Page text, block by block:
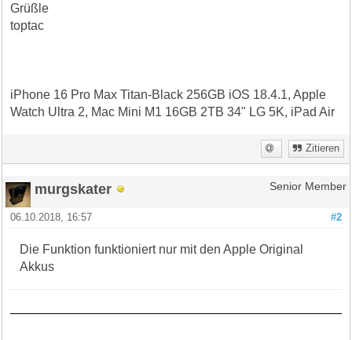
Grüßle
toptac
iPhone 16 Pro Max Titan-Black 256GB iOS 18.4.1, Apple
Watch Ultra 2, Mac Mini M1 16GB 2TB 34" LG 5K, iPad Air
Zitieren
murgskater Senior Member
#2
06.10.2018, 16:57
Die Funktion funktioniert nur mit den Apple Original
Akkus